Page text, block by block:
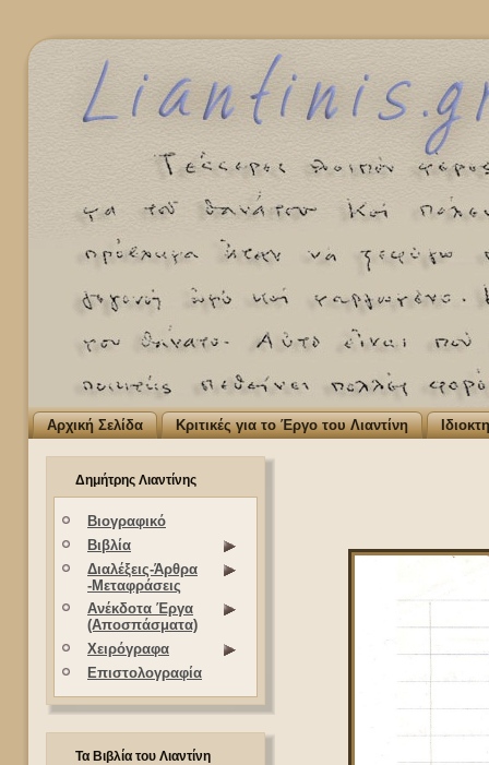
Αρχική Σελίδα Κριτικές για το Έργο του Λιαντίνη
Δημήτρης Λιαντίνης
Βιογραφικό
Βιβλία
Διαλέξεις-Άρθρα
-Μεταφράσεις
Ανέκδοτα Έργα
(Αποσπάσματα)
Χειρόγραφα
Επιστολογραφία
Τα Βιβλία του Λιαντίνη